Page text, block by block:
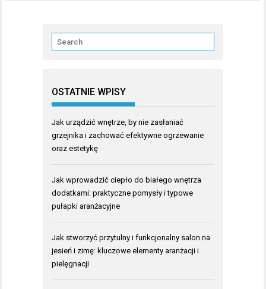
OSTATNIE WPISY
Jak urządzić wnętrze, by nie zasłaniać
grzejnika i zachować efektywne ogrzewanie
oraz estetykę
Jak wprowadzić ciepło do białego wnętrza
dodatkami: praktyczne pomysły i typowe
pułapki aranżacyjne
Jak stworzyć przytulny i funkcjonalny salon na
jesień i zimę: kluczowe elementy aranżacji i
pielęgnacji